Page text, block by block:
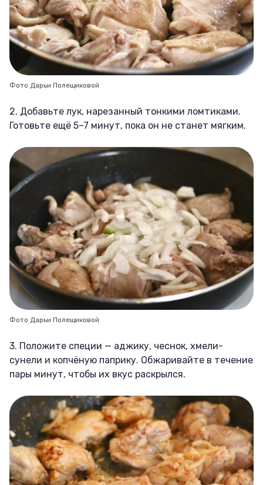
Фото Дарьи Полещиковой
2. Добавьте лук, нарезанный тонкими ломтиками.
Готовьте ещё 5–7 минут, пока он не станет мягким.
Фото Дарьи Полещиковой
3. Положите специи — аджику, чеснок, хмели-
сунели и копчёную паприку. Обжаривайте в течение
пары минут, чтобы их вкус раскрылся.